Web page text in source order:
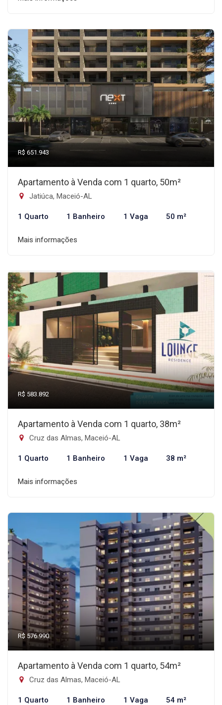
R$ 651.943
Apartamento à Venda com 1 quarto, 50m²
Jatiúca, Maceió-AL
1 Quarto 1 Banheiro 1 Vaga 50 m²
Mais informações
R$ 583.892
Apartamento à Venda com 1 quarto, 38m²
Cruz das Almas, Maceió-AL
1 Quarto 1 Banheiro 1 Vaga 38 m²
Mais informações
R$ 576.990
Apartamento à Venda com 1 quarto, 54m²
Cruz das Almas, Maceió-AL
1 Quarto 1 Banheiro 1 Vaga 54 m²